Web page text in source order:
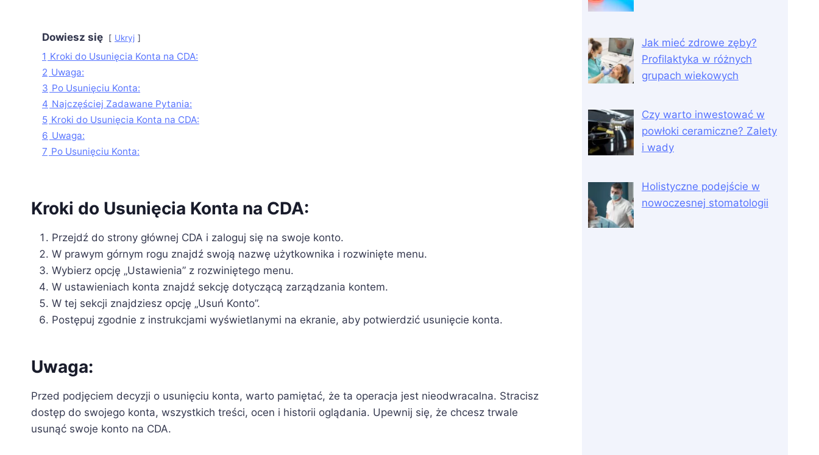
Dowiesz się Ukryj
1 Kroki do Usunięcia Konta na CDA:
2 Uwaga:
3 Po Usunięciu Konta:
4 Najczęściej Zadawane Pytania:
5 Kroki do Usunięcia Konta na CDA:
6 Uwaga:
7 Po Usunięciu Konta:
Kroki do Usunięcia Konta na CDA:
Przejdź do strony głównej CDA i zaloguj się na swoje konto.
W prawym górnym rogu znajdź swoją nazwę użytkownika i rozwinięte menu.
Wybierz opcję „Ustawienia” z rozwiniętego menu.
W ustawieniach konta znajdź sekcję dotyczącą zarządzania kontem.
W tej sekcji znajdziesz opcję „Usuń Konto”.
Postępuj zgodnie z instrukcjami wyświetlanymi na ekranie, aby potwierdzić usunięcie konta.
Uwaga:
Przed podjęciem decyzji o usunięciu konta, warto pamiętać, że ta operacja jest nieodwracalna. Stracisz
dostęp do swojego konta, wszystkich treści, ocen i historii oglądania. Upewnij się, że chcesz trwale
usunąć swoje konto na CDA.
Jak mieć zdrowe zęby?
Profilaktyka w różnych
grupach wiekowych
Czy warto inwestować w
powłoki ceramiczne? Zalety
i wady
Holistyczne podejście w
nowoczesnej stomatologii